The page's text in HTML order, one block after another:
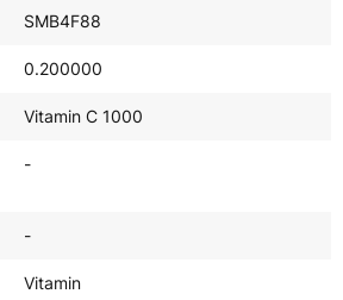
SMB4F88
0.200000
Vitamin C 1000
-
-
Vitamin